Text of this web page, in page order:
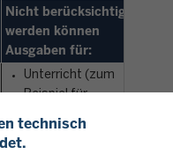
technisch
Nicht berücksichtigt
werden können
Ausgaben für:
Unterricht (zum
Beispiel für